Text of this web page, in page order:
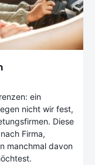
ein
nicht wir fest,
Diese
Firma,
manchmal davon